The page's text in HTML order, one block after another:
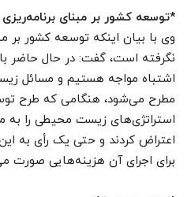
*توسعه کشور بر مبنای
وی با بیان اینکه توسعه کشور بر
نگرفته است، گفت: در حال حاضر
اشتباه مواجه هستیم و مسائل
مطرح می‌شود، هنگامی که طرح
استراتژی‌های زیست محیطی را به
اعتراض کردند و حتی یک رأی به
برای اجرای آن هزینه‌هایی صورت